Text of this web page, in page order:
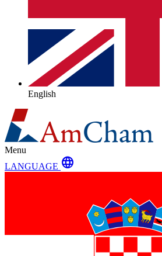
English
Menu
LANGUAGE language